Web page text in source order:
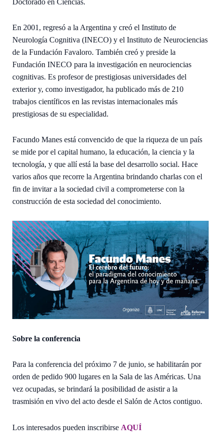
En 2001, regresó a la Argentina y creó el Instituto de
Neurología Cognitiva (INECO) y el Instituto de Neurociencias
de la Fundación Favaloro. También creó y preside la
Fundación INECO para la investigación en neurociencias
cognitivas. Es profesor de prestigiosas universidades del
exterior y, como investigador, ha publicado más de 210
trabajos científicos en las revistas internacionales más
prestigiosas de su especialidad.
Facundo Manes está convencido de que la riqueza de un país
se mide por el capital humano, la educación, la ciencia y la
tecnología, y que allí está la base del desarrollo social. Hace
varios años que recorre la Argentina brindando charlas con el
fin de invitar a la sociedad civil a comprometerse con la
construcción de esta sociedad del conocimiento.
Sobre la conferencia
Para la conferencia del próximo 7 de junio, se habilitarán por
orden de pedido 900 lugares en la Sala de las Américas. Una
vez ocupadas, se brindará la posibilidad de asistir a la
trasmisión en vivo del acto desde el Salón de Actos contiguo.
Los interesados pueden inscribirse AQUÍ